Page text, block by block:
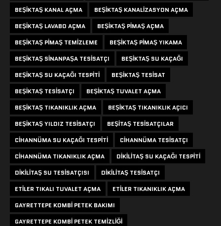
BEŞIKTAŞ KANAL AÇMA
BEŞIKTAŞ KANALIZASYON AÇMA
BEŞIKTAŞ LAVABO AÇMA
BEŞIKTAŞ PIMAŞ AÇMA
BEŞIKTAŞ PIMAŞ TEMIZLEME
BEŞIKTAŞ PIMAŞ YIKAMA
BEŞIKTAŞ SINANPAŞA TESISATÇI
BEŞIKTAŞ SU KAÇAĞI
BEŞIKTAŞ SU KAÇAĞI TESPITI
BEŞIKTAŞ TESISAT
BEŞIKTAŞ TESISATÇI
BEŞIKTAŞ TUVALET AÇMA
BEŞIKTAŞ TIKANIKLIK AÇMA
BEŞIKTAŞ TIKANIKLIK AÇICI
BEŞIKTAŞ YILDIZ TESISATÇI
BEŞITAŞ TESISATÇILAR
CIHANNÜMA SU KAÇAĞI TESPITI
CIHANNÜMA TESISATÇI
CIHANNÜMA TIKANIKLIK AÇMA
DIKILITAŞ SU KAÇAĞI TESPITI
DIKILITAŞ SU TESISATÇISI
DIKILITAŞ TESISATÇI
ETILER TIKALI TUVALET AÇMA
ETILER TIKANIKLIK AÇMA
GAYRETTEPE KOMBI PETEK BAKIMI
GAYRETTEPE KOMBI PETEK TEMIZLIĞI